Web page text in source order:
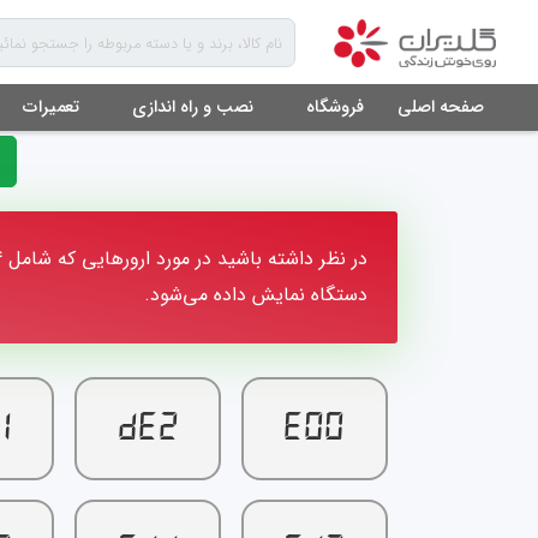
صفحه اصلی فروشگاه نصب و راه اندازی تعمیرات
دستگاه نمایش داده می‌شود.
DE2 E00